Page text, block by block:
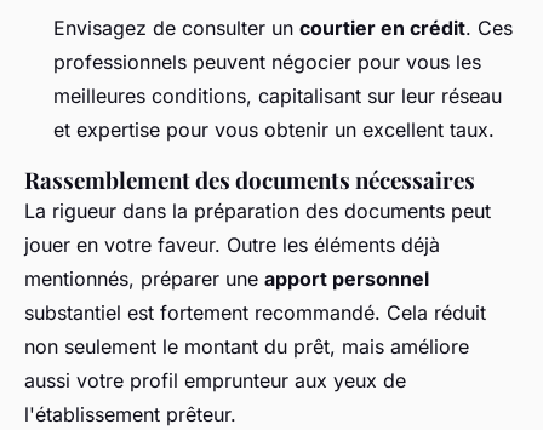
Envisagez de consulter un courtier en crédit. Ces
professionnels peuvent négocier pour vous les
meilleures conditions, capitalisant sur leur réseau
et expertise pour vous obtenir un excellent taux.
Rassemblement des documents nécessaires
La rigueur dans la préparation des documents peut
jouer en votre faveur. Outre les éléments déjà
mentionnés, préparer une apport personnel
substantiel est fortement recommandé. Cela réduit
non seulement le montant du prêt, mais améliore
aussi votre profil emprunteur aux yeux de
l'établissement prêteur.